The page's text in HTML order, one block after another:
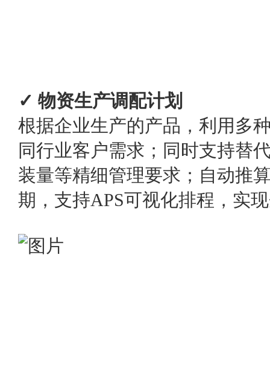
✓ 物资生产调配计划
根据企业生产的产品，利用多
同行业客户需求；同时支持替
装量等精细管理要求；自动推
期，支持APS可视化排程，实